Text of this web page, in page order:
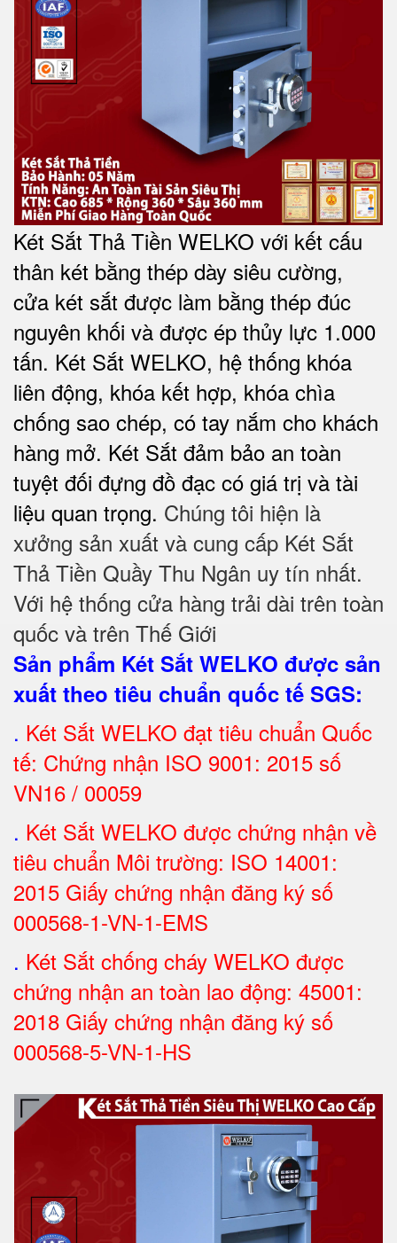
Két Sắt Thả Tiền WELKO với kết cấu
thân két bằng thép dày siêu cường,
cửa két sắt được làm bằng thép đúc
nguyên khối và được ép thủy lực 1.000
tấn. Két Sắt WELKO, hệ thống khóa
liên động, khóa kết hợp, khóa chìa
chống sao chép, có tay nắm cho khách
hàng mở. Két Sắt đảm bảo an toàn
tuyệt đối đựng đồ đạc có giá trị và tài
liệu quan trọng. Chúng tôi hiện là
xưởng sản xuất và cung cấp Két Sắt
Thả Tiền Quầy Thu Ngân uy tín nhất.
Với hệ thống cửa hàng trải dài trên toàn
quốc và trên Thế Giới
Sản phẩm Két Sắt WELKO được sản
xuất theo tiêu chuẩn quốc tế SGS:
. Két Sắt WELKO đạt tiêu chuẩn Quốc
tế: Chứng nhận ISO 9001: 2015 số
VN16 / 00059
. Két Sắt WELKO được chứng nhận về
tiêu chuẩn Môi trường: ISO 14001:
2015 Giấy chứng nhận đăng ký số
000568-1-VN-1-EMS
. Két Sắt chống cháy WELKO được
chứng nhận an toàn lao động: 45001:
2018 Giấy chứng nhận đăng ký số
000568-5-VN-1-HS